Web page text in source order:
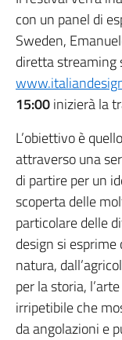
con un panel di
Sweden,
diretta streaming
15:00inizierà la
L’obiettivo è
attraverso una
di partire per un
scoperta delle
particolare delle
design si
natura,
per la storia,
irripetibile che
da angolazioni e